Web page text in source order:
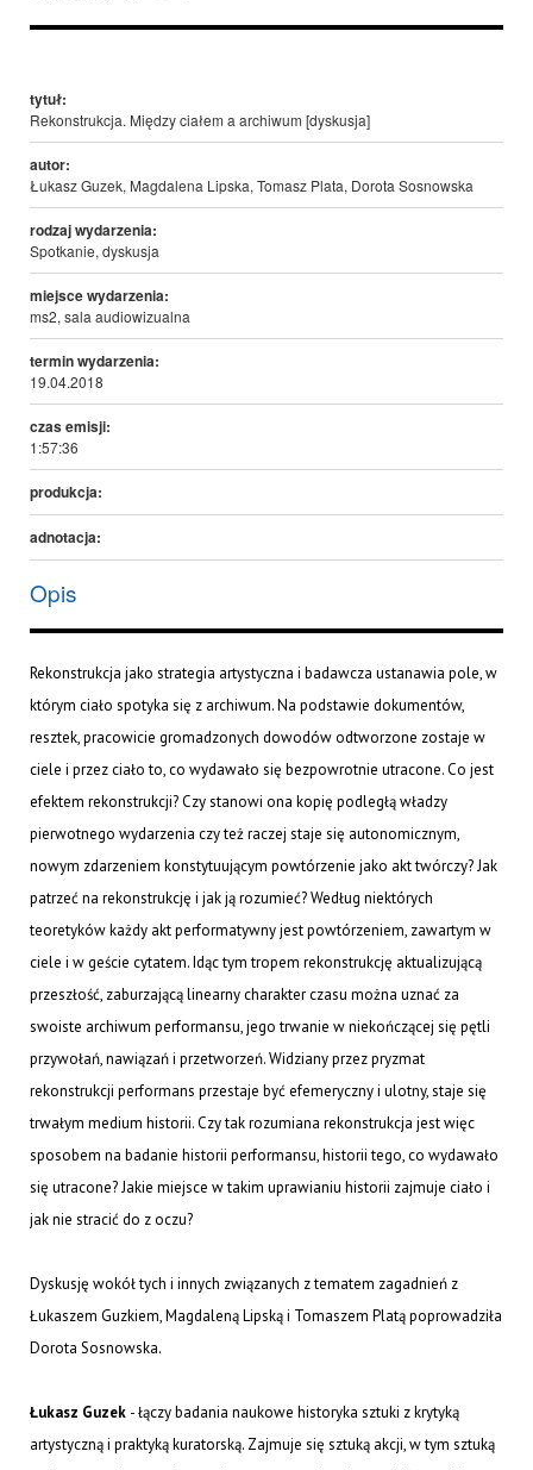
tytuł:
Rekonstrukcja. Między ciałem a archiwum [dyskusja]
autor:
Łukasz Guzek, Magdalena Lipska, Tomasz Plata, Dorota Sosnowska
rodzaj wydarzenia:
Spotkanie, dyskusja
miejsce wydarzenia:
ms2, sala audiowizualna
termin wydarzenia:
19.04.2018
czas emisji:
1:57:36
produkcja:
adnotacja:
Opis
Rekonstrukcja jako strategia artystyczna i badawcza ustanawia pole, w
którym ciało spotyka się z archiwum. Na podstawie dokumentów,
resztek, pracowicie gromadzonych dowodów odtworzone zostaje w
ciele i przez ciało to, co wydawało się bezpowrotnie utracone. Co jest
efektem rekonstrukcji? Czy stanowi ona kopię podległą władzy
pierwotnego wydarzenia czy też raczej staje się autonomicznym,
nowym zdarzeniem konstytuującym powtórzenie jako akt twórczy? Jak
patrzeć na rekonstrukcję i jak ją rozumieć? Według niektórych
teoretyków każdy akt performatywny jest powtórzeniem, zawartym w
ciele i w geście cytatem. Idąc tym tropem rekonstrukcję aktualizującą
przeszłość, zaburzającą linearny charakter czasu można uznać za
swoiste archiwum performansu, jego trwanie w niekończącej się pętli
przywołań, nawiązań i przetworzeń. Widziany przez pryzmat
rekonstrukcji performans przestaje być efemeryczny i ulotny, staje się
trwałym medium historii. Czy tak rozumiana rekonstrukcja jest więc
sposobem na badanie historii performansu, historii tego, co wydawało
się utracone? Jakie miejsce w takim uprawianiu historii zajmuje ciało i
jak nie stracić do z oczu?
Dyskusję wokół tych i innych związanych z tematem zagadnień z
Łukaszem Guzkiem, Magdaleną Lipską i Tomaszem Platą poprowadziła
Dorota Sosnowska.
Łukasz Guzek - łączy badania naukowe historyka sztuki z krytyką
artystyczną i praktyką kuratorską. Zajmuje się sztuką akcji, w tym sztuką